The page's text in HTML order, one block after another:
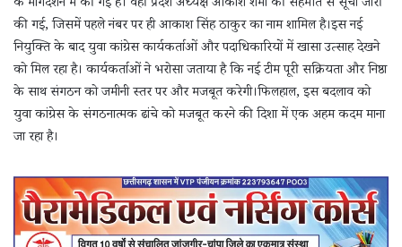
के मार्गदर्शन में की गई है। वहीं प्रदेश अध्यक्ष आकाश शर्मा की सहमति से सूची जारी
की गई, जिसमें पहले नंबर पर ही आकाश सिंह ठाकुर का नाम शामिल है।इस नई
नियुक्ति के बाद युवा कांग्रेस कार्यकर्ताओं और पदाधिकारियों में खासा उत्साह देखने
को मिल रहा है। कार्यकर्ताओं ने भरोसा जताया है कि नई टीम पूरी सक्रियता और निष्ठा
के साथ संगठन को जमीनी स्तर पर और मजबूत करेगी।फिलहाल, इस बदलाव को
युवा कांग्रेस के संगठनात्मक ढांचे को मजबूत करने की दिशा में एक अहम कदम माना
जा रहा है।